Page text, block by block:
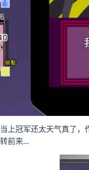
上冠军还太天气真了
前来...